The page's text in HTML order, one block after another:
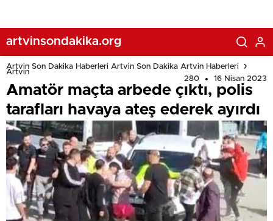
artvinsondakika.org
Artvin Son Dakika Haberleri Artvin Son Dakika Artvin Haberleri
Artvin
280
16 Nisan 2023
Amatör maçta arbede çıktı, polis
tarafları havaya ateş ederek ayırdı